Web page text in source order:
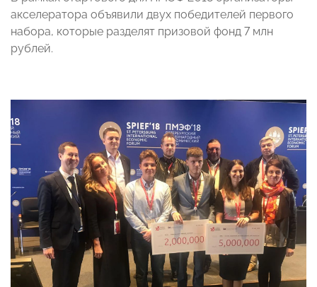
акселератора объявили двух победителей первого
набора, которые разделят призовой фонд 7 млн
рублей.